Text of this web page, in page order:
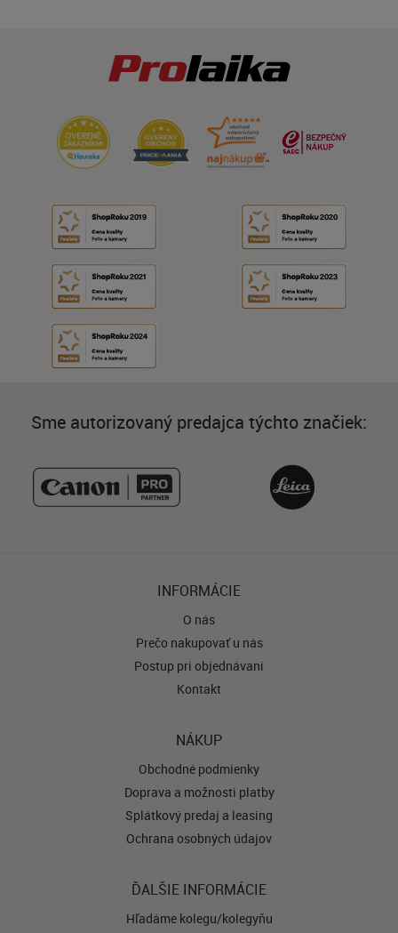
Sme autorizovaný predajca týchto značiek:
INFORMÁCIE
O nás
Prečo nakupovať u nás
Postup pri objednávaní
Kontakt
NÁKUP
Obchodné podmienky
Doprava a možnosti platby
Splátkový predaj a leasing
Ochrana osobných údajov
ĎALŠIE INFORMÁCIE
Hľadáme kolegu/kolegyňu